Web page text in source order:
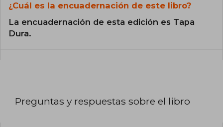
¿Cuál es la encuadernación de este libro?
La encuadernación de esta edición es Tapa
Dura.
Preguntas y respuestas sobre el libro